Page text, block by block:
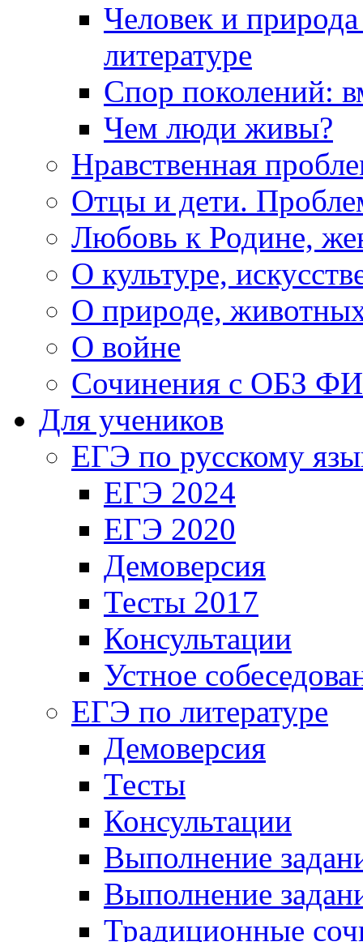
Человек и
литературе
Спор поколений:
Чем люди живы?
Нравственная
Отцы и дети.
Любовь к Родине,
О культуре,
О природе,
О войне
Сочинения с ОБЗ
Для учеников
ЕГЭ по русскому
ЕГЭ 2024
ЕГЭ 2020
Демоверсия
Тесты 2017
Консультации
Устное
ЕГЭ по литературе
Демоверсия
Тесты
Консультации
Выполнение
Выполнение
Традиционные